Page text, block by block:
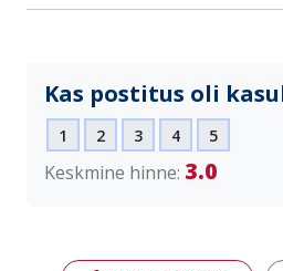
Kas postitus oli
1 2 3 4 5
Keskmine hinne: 3.0